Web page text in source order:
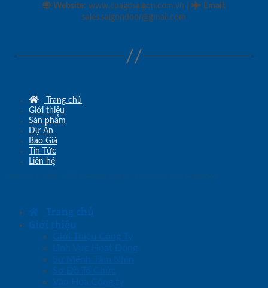
Website: www.cuagosaigon.com.vn Email :
sales.saigondoor@gmail.com
Trang chủ
Giới thiệu
Sản phẩm
Dự Án
Báo Giá
Tin Tức
Liên hệ
Trang chủ
Giới thiệu
Giới Thiệu Công Ty
Lĩnh Vực Hoạt Động
Sứ Mệnh Tầm Nhìn
Sơ Đồ Tổ Chức
Văn Hóa Công ty